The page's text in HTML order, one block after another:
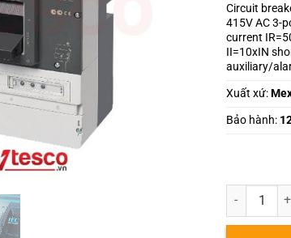
Circuit
415V AC 3-
current
II=10xIN
auxiliary/
Xuất xứ:
Bảo hành:
3VL7712-